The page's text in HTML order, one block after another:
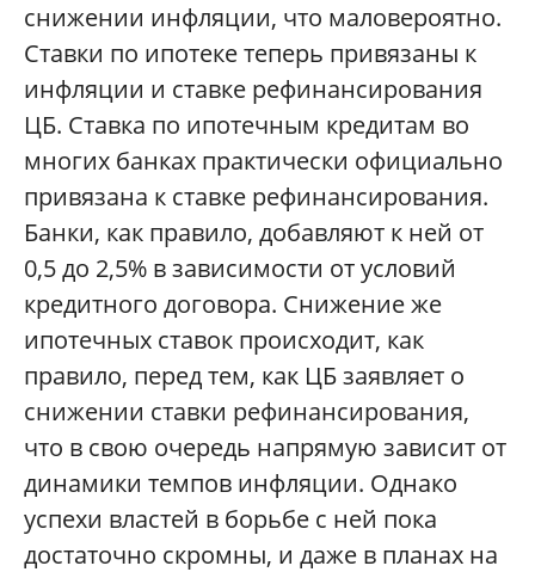
снижении инфляции, что маловероятно.
Ставки по ипотеке теперь привязаны к
инфляции и ставке рефинансирования
ЦБ. Ставка по ипотечным кредитам во
многих банках практически официально
привязана к ставке рефинансирования.
Банки, как правило, добавляют к ней от
0,5 до 2,5% в зависимости от условий
кредитного договора. Снижение же
ипотечных ставок происходит, как
правило, перед тем, как ЦБ заявляет о
снижении ставки рефинансирования,
что в свою очередь напрямую зависит от
динамики темпов инфляции. Однако
успехи властей в борьбе с ней пока
достаточно скромны, и даже в планах на